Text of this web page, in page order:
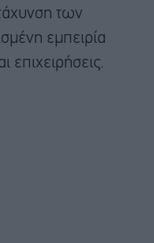
των
εμπειρία
επιχειρήσεις.